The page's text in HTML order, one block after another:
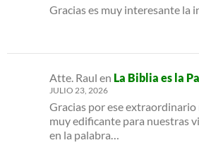
Gracias es muy interesante la
Atte. Raul en La Biblia es la
JULIO 23, 2026
Gracias por ese
muy edificante para nuestras
en la palabra…